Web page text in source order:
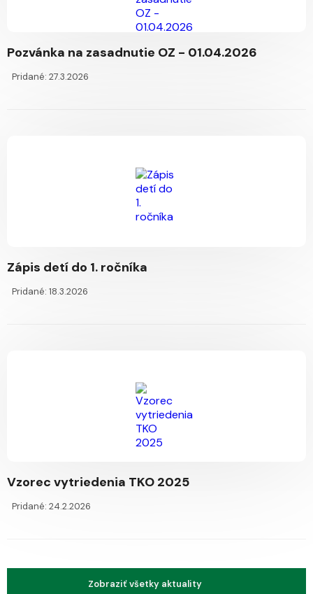
Pozvánka na zasadnutie OZ - 01.04.2026
Pridané: 27.3.2026
Zápis detí do 1. ročníka
Pridané: 18.3.2026
Vzorec vytriedenia TKO 2025
Pridané: 24.2.2026
Zobraziť všetky aktuality